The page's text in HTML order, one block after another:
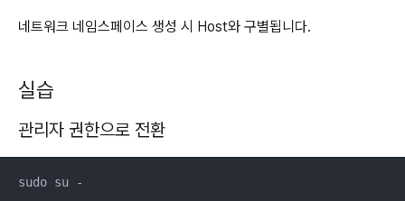
네트워크 네임스페이스 생성 시 Host와 구별됩니다.
실습
관리자 권한으로 전환
sudo su -